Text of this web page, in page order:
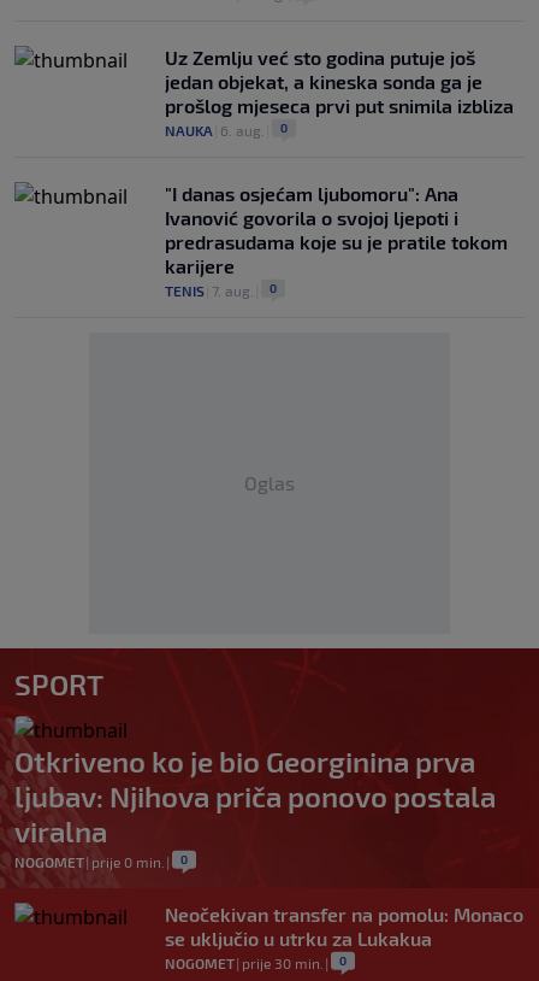
Uz Zemlju već sto godina putuje još
jedan objekat, a kineska sonda ga je
prošlog mjeseca prvi put snimila izbliza
NAUKA 6. aug. 0
"I danas osjećam ljubomoru": Ana
Ivanović govorila o svojoj ljepoti i
predrasudama koje su je pratile tokom
karijere
TENIS 7. aug. 0
Oglas
SPORT
Otkriveno ko je bio Georginina prva
ljubav: Njihova priča ponovo postala
viralna
NOGOMET| prije 0 min. | 0
Neočekivan transfer na pomolu: Monaco
se uključio u utrku za Lukakua
NOGOMET| prije 30 min. | 0